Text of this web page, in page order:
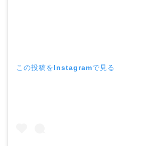
この投稿をInstagramで見る